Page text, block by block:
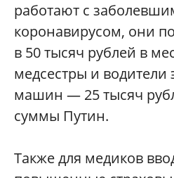
работают с
коронавирусом, они
в 50 тысяч рублей в
медсестры и водители
машин — 25 тысяч
суммы Путин.
Также для медиков